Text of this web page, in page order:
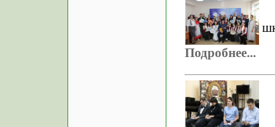
Подробнее...